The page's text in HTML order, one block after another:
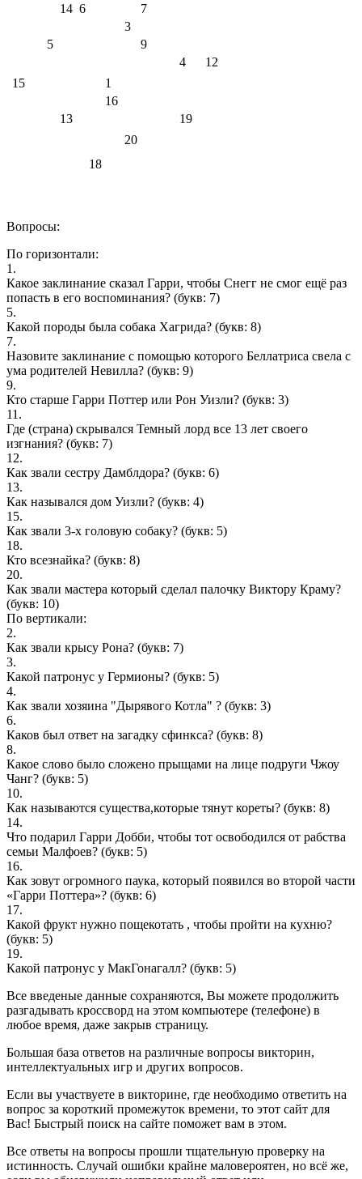
14 6
7
3
5
9
4
12
15
1
16
13
19
20
18
Вопросы:
По горизонтали:
1.
Какое заклинание сказал Гарри, чтобы Снегг не смог ещё раз
попасть в его воспоминания? (букв: 7)
5.
Какой породы была собака Хагрида? (букв: 8)
7.
Назовите заклинание с помощью которого Беллатриса свела с
ума родителей Невилла? (букв: 9)
9.
Кто старше Гарри Поттер или Рон Уизли? (букв: 3)
11.
Где (страна) скрывался Темный лорд все 13 лет своего
изгнания? (букв: 7)
12.
Как звали сестру Дамблдора? (букв: 6)
13.
Как назывался дом Уизли? (букв: 4)
15.
Как звали 3-х головую собаку? (букв: 5)
18.
Кто всезнайка? (букв: 8)
20.
Как звали мастера который сделал палочку Виктору Краму?
(букв: 10)
По вертикали:
2.
Как звали крысу Рона? (букв: 7)
3.
Какой патронус у Гермионы? (букв: 5)
4.
Как звали хозяина "Дырявого Котла" ? (букв: 3)
6.
Каков был ответ на загадку сфинкса? (букв: 8)
8.
Какое слово было сложено прыщами на лице подруги Чжоу
Чанг? (букв: 5)
10.
Как называются существа,которые тянут кореты? (букв: 8)
14.
Что подарил Гарри Добби, чтобы тот освободился от рабства
семьи Малфоев? (букв: 5)
16.
Как зовут огромного паука, который появился во второй части
«Гарри Поттера»? (букв: 6)
17.
Какой фрукт нужно пощекотать , чтобы пройти на кухню?
(букв: 5)
19.
Какой патронус у МакГонагалл? (букв: 5)
Все введеные данные сохраняются, Вы можете продолжить
разгадывать кроссворд на этом компьютере (телефоне) в
любое время, даже закрыв страницу.
Большая база ответов на различные вопросы викторин,
интеллектуальных игр и других вопросов.
Если вы участвуете в викторине, где необходимо ответить на
вопрос за короткий промежуток времени, то этот сайт для
Вас! Быстрый поиск на сайте поможет вам в этом.
Все ответы на вопросы прошли тщательную проверку на
истинность. Случай ошибки крайне маловероятен, но всё же,